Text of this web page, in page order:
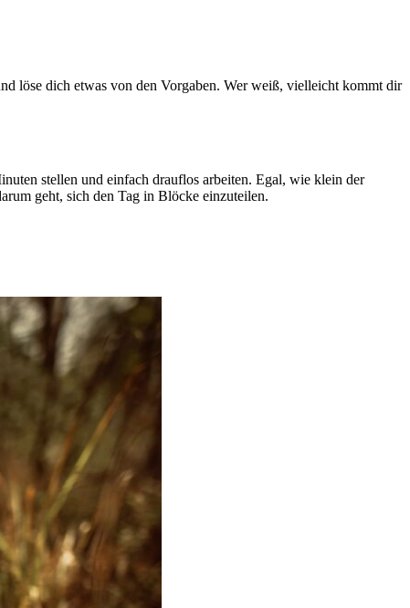
löse dich etwas von den Vorgaben. Wer weiß, vielleicht kommt dir
stellen und einfach drauflos arbeiten. Egal, wie klein der
geht, sich den Tag in Blöcke einzuteilen.